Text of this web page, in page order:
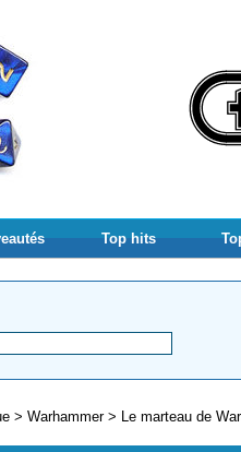
Top hits
> Warhammer> Le marteau de